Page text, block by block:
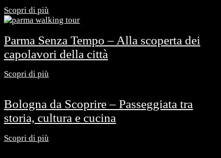
Scopri di più
Parma Senza Tempo – Alla scoperta dei
capolavori della città
Scopri di più
Bologna da Scoprire – Passeggiata tra
storia, cultura e cucina
Scopri di più